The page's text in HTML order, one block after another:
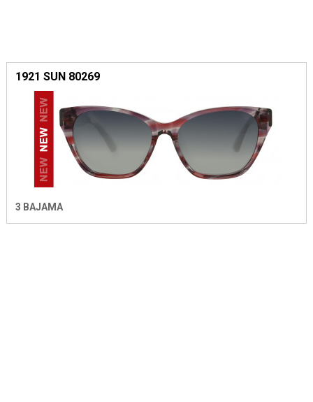
1921 SUN 80269
3 BAJAMA